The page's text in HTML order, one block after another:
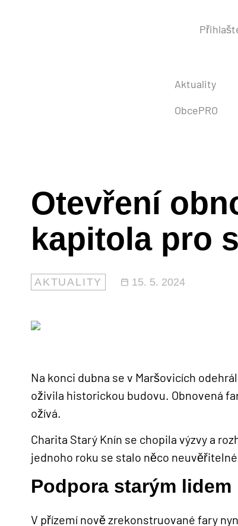
Aktuality
ObcePRO
Otevření
kapitola pro
AKTUALITY 15. 5. 2024
Na konci dubna se v Maršovicích
oživila historickou budovu. Obnovená
ožívá.
Charita Starý Knín se chopila výzvy a
jednoho roku se stalo něco
Podpora starým lidem
V přízemí nově zrekonstruované fary